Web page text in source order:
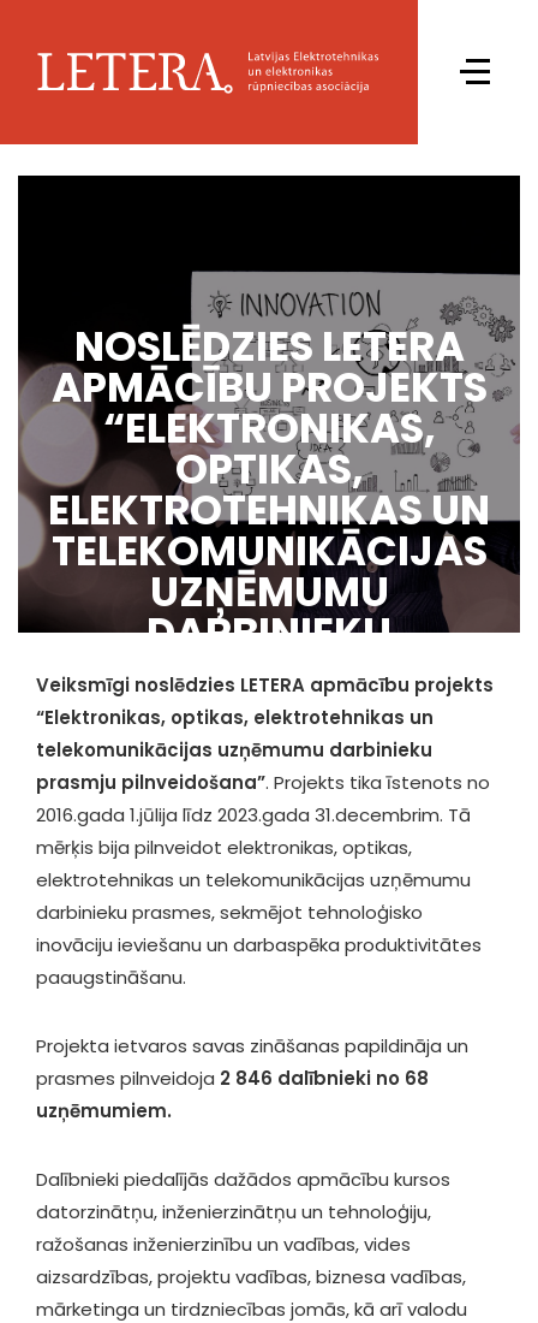
NOSLĒDZIES LETERA
APMĀCĪBU PROJEKTS
“ELEKTRONIKAS,
OPTIKAS,
ELEKTROTEHNIKAS UN
TELEKOMUNIKĀCIJAS
UZŅĒMUMU
DARBINIEKU
PRASMJU
PILNVEIDOŠANA”
Veiksmīgi noslēdzies LETERA apmācību projekts
“Elektronikas, optikas, elektrotehnikas un
telekomunikācijas uzņēmumu darbinieku
prasmju pilnveidošana”. Projekts tika īstenots no
2016.gada 1.jūlija līdz 2023.gada 31.decembrim. Tā
mērķis bija pilnveidot elektronikas, optikas,
elektrotehnikas un telekomunikācijas uzņēmumu
darbinieku prasmes, sekmējot tehnoloģisko
inovāciju ieviešanu un darbaspēka produktivitātes
paaugstināšanu.
Projekta ietvaros savas zināšanas papildināja un
prasmes pilnveidoja 2 846 dalībnieki no 68
uzņēmumiem.
Dalībnieki piedalījās dažādos apmācību kursos
datorzinātņu, inženierzinātņu un tehnoloģiju,
ražošanas inženierzinību un vadības, vides
aizsardzības, projektu vadības, biznesa vadības,
mārketinga un tirdzniecības jomās, kā arī valodu